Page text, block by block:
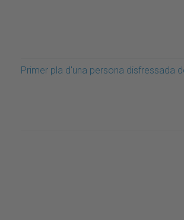
Primer pla d'una persona disfressada